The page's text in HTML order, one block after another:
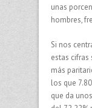
unas
hombres,
Si nos
estas
más
los que
que da